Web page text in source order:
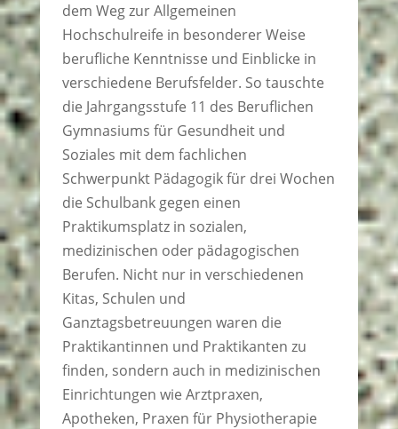
dem Weg zur Allgemeinen
Hochschulreife in besonderer Weise
berufliche Kenntnisse und Einblicke in
verschiedene Berufsfelder. So tauschte
die Jahrgangsstufe 11 des Beruflichen
Gymnasiums für Gesundheit und
Soziales mit dem fachlichen
Schwerpunkt Pädagogik für drei Wochen
die Schulbank gegen einen
Praktikumsplatz in sozialen,
medizinischen oder pädagogischen
Berufen. Nicht nur in verschiedenen
Kitas, Schulen und
Ganztagsbetreuungen waren die
Praktikantinnen und Praktikanten zu
finden, sondern auch in medizinischen
Einrichtungen wie Arztpraxen,
Apotheken, Praxen für Physiotherapie